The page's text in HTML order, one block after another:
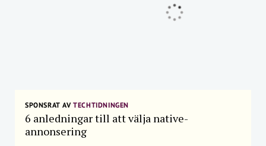
SPONSRAT AVTECHTIDNINGEN
6 anledningar till att välja native-
annonsering